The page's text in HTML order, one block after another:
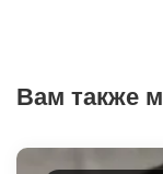
Вам также